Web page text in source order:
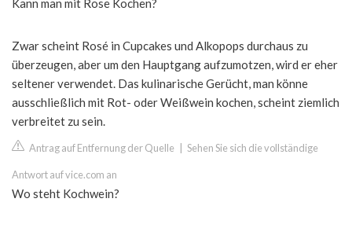
Kann man mit Rose Kochen?
Zwar scheint Rosé in Cupcakes und Alkopops durchaus zu
überzeugen, aber um den Hauptgang aufzumotzen, wird er eher
seltener verwendet. Das kulinarische Gerücht, man könne
ausschließlich mit Rot- oder Weißwein kochen, scheint ziemlich
verbreitet zu sein.
Antrag auf Entfernung der Quelle Sehen Sie sich die vollständige
Antwort auf vice.com an
Wo steht Kochwein?